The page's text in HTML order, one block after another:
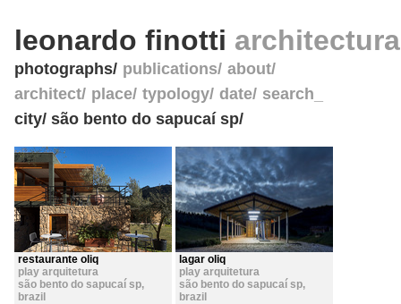
leonardo finotti
photographs publications about
architect place typology date search_
city/ são bento do sapucaí sp/
restaurante oliq
play arquitetura
são bento do sapucaí sp,
brazil
lagar oliq
play arquitetura
são bento do sapucaí sp,
brazil